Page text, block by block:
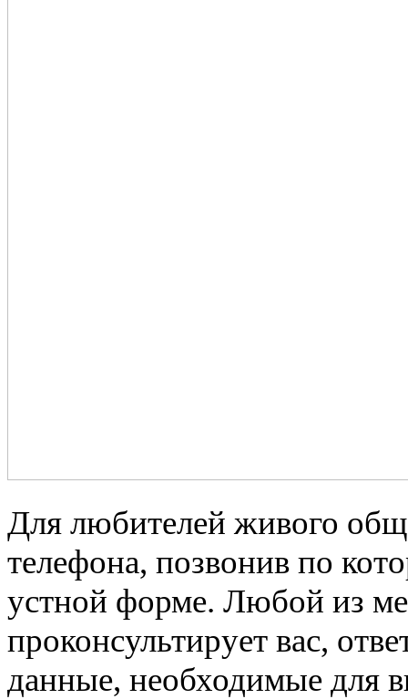
Для любителей живого
телефона, позвонив по
устной форме. Любой из
проконсультирует вас,
данные, необходимые для